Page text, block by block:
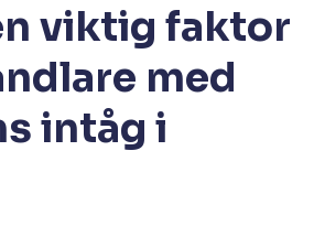
viktig faktor
med
intåg i